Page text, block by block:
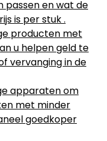
passen en wat de
is per stuk .
producten met
u helpen geld te
vervanging in de
apparaten om
met minder
goedkoper